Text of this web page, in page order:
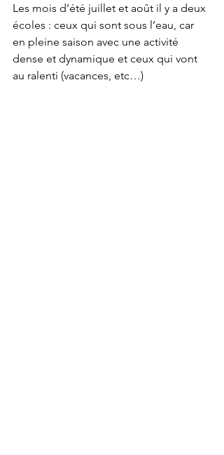
Les mois d’été juillet et août il y a deux
écoles : ceux qui sont sous l’eau, car
en pleine saison avec une activité
dense et dynamique et ceux qui vont
au ralenti (vacances, etc…)